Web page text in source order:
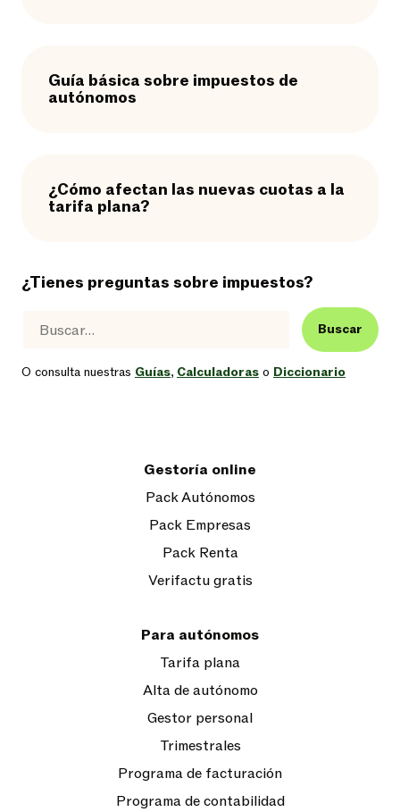
Guía básica sobre impuestos de
autónomos
¿Cómo afectan las nuevas cuotas a la
tarifa plana?
¿Tienes preguntas sobre impuestos?
Buscar
O consulta nuestras Guías, Calculadoras o Diccionario
Gestoría online
Pack Autónomos
Pack Empresas
Pack Renta
Verifactu gratis
Para autónomos
Tarifa plana
Alta de autónomo
Gestor personal
Trimestrales
Programa de facturación
Programa de contabilidad